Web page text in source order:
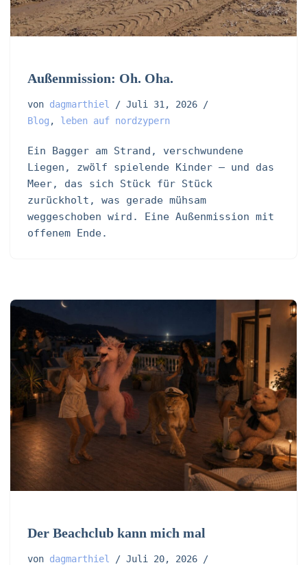
Außenmission: Oh. Oha.
von dagmarthiel
Juli 31, 2026
Blog , leben auf nordzypern
Ein Bagger am Strand, verschwundene
Liegen, zwölf spielende Kinder – und das
Meer, das sich Stück für Stück
zurückholt, was gerade mühsam
weggeschoben wird. Eine Außenmission mit
offenem Ende.
Der Beachclub kann mich mal
von dagmarthiel
Juli 20, 2026